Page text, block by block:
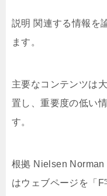
説明 関連する情報を
ます。
主要なコンテンツは
置し、重要度の低い
す。
根拠 Nielsen Norman
はウェブページを「F